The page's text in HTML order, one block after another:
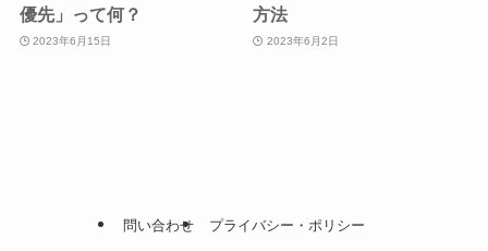
優先」って何？
2023年6月15日
方法
2023年6月2日
問い合わせ プライバシー・ポリシー